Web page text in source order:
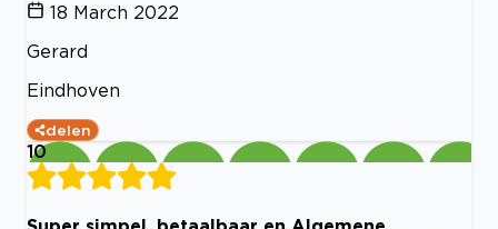
18 March 2022
Gerard
Eindhoven
delen
10